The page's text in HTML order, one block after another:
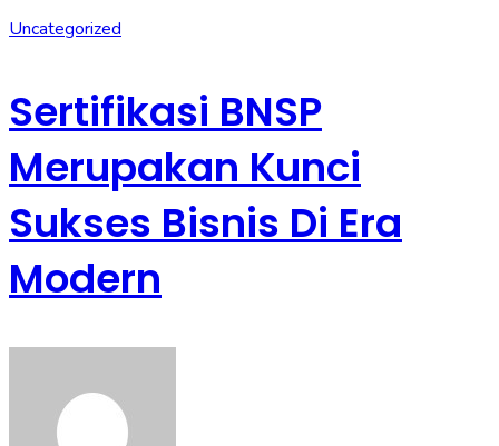
Uncategorized
Sertifikasi BNSP
Merupakan Kunci
Sukses Bisnis Di Era
Modern